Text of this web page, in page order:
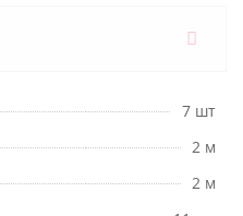
7 шт
2 м
2 м